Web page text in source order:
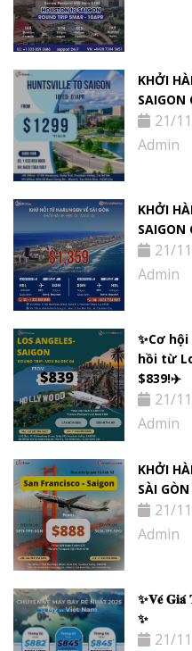
KHỞI
21/
Admin
KHỞI
21/
Admin
✨Cơ
hồi từ
$839!✈️
21/
Admin
KHỞI
SÀI
21/
Admin
✨𝐕𝐞́ 𝐆𝐢𝐚́
✨
21/